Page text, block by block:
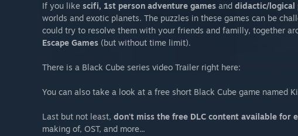
If you like scifi, 1st person adventure games and didactic/logical
worlds and exotic planets. The puzzles in these games can be
could try to resolve them with your friends and familly, together
Escape Games (but without time limit).
There is a Black Cube series video Trailer right here:
You can also take a look at a free short Black Cube game named
Last but not least, don't miss the free DLC content available for
making of, OST, and more...